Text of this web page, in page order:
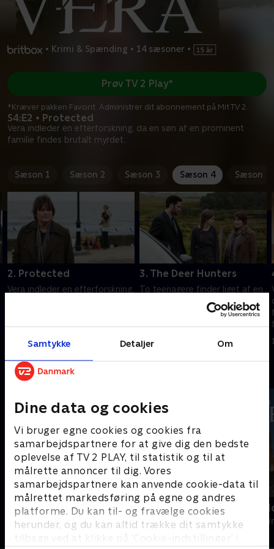
Samtykke Detaljer Om
Dine data og cookies
Vi bruger egne cookies og cookies fra
samarbejdspartnere for at give dig den bedste
oplevelse af TV 2 PLAY, til statistik og til at
målrette annoncer til dig. Vores
samarbejdspartnere kan anvende cookie-data til
målrettet markedsføring på egne og andres
platforme. Du kan til- og fravælge cookies
herunder, og du kan altid trække dit samtykke
tilbage ved at klikke på ’Cookie-indstillinger’ i
• Krimi & Spænding • 14 sæsoner •
S4:E2 • Protected
Vera indleder en efterforskning, da en søn af en prominent
familie findes brutalt myrdet.
Prøv TV 2 Play*
*Kræver pakken Favorit. Administrer dit abonnement på Mit TV 2.
Sæson 1 Sæson 2 Sæson 3 Sæson 4 Sæson 5
2. Protected
Vera indleder en efterforskning,
1. maj 2023 • 88 min
3. The Deer Hunters
To teenagere finder liget af en
mand, der er blevet skudt på
heden i Northumberland. Vera
1. maj 2023 • 89 min
Andre så også
En sag for Frost
Krimi & Spænding • 8 sæsoner
Inspector
Krimi &